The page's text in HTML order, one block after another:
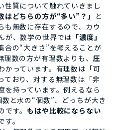
質について触れていきまし
はどちらの方が“多い”？」 と
も無数に存在するので、カウ
が、数学の世界では 「濃度」
合の“大きさ”を考えることが
数の方が有理数よりも、 圧
かっています。有理数は「可
ており、対する無理数は「非
を持っています。例えるなら
と水の“個数”、どっちが大き
す。 もはや比較にならない
す。